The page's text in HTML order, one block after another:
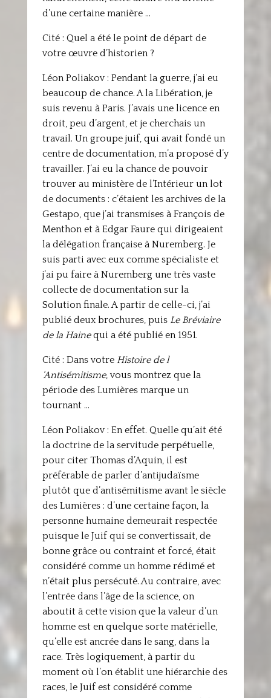
d’une certaine manière …
Cité : Quel a été le point de départ de
votre œuvre d’historien ?
Léon Poliakov : Pendant la guerre, j’ai eu
beaucoup de chance. A la Libération, je
suis revenu à Paris. J’avais une licence en
droit, peu d’argent, et je cherchais un
travail. Un groupe juif, qui avait fondé un
centre de documentation, m’a proposé d’y
travailler. J’ai eu la chance de pouvoir
trouver au ministère de l’Intérieur un lot
de documents : c’étaient les archives de la
Gestapo, que j’ai transmises à François de
Menthon et à Edgar Faure qui dirigeaient
la délégation française à Nuremberg. Je
suis parti avec eux comme spécialiste et
j’ai pu faire à Nuremberg une très vaste
collecte de documentation sur la
Solution finale. A partir de celle-ci, j’ai
publié deux brochures, puis Le Bréviaire
de la Hainequi a été publié en 1951.
Cité : Dans votre Histoire de l
‘Antisémitisme, vous montrez que la
période des Lumières marque un
tournant …
Léon Poliakov : En effet. Quelle qu’ait été
la doctrine de la servitude perpétuelle,
pour citer Thomas d’Aquin, il est
préférable de parler d’antijudaïsme
plutôt que d’antisémitisme avant le siècle
des Lumières : d’une certaine façon, la
personne humaine demeurait respectée
puisque le Juif qui se convertissait, de
bonne grâce ou contraint et forcé, était
considéré comme un homme rédimé et
n’était plus persécuté. Au contraire, avec
l’entrée dans l’âge de la science, on
aboutit à cette vision que la valeur d’un
homme est en quelque sorte matérielle,
qu’elle est ancrée dans le sang, dans la
race. Très logiquement, à partir du
moment où l’on établit une hiérarchie des
races, le Juif est considéré comme